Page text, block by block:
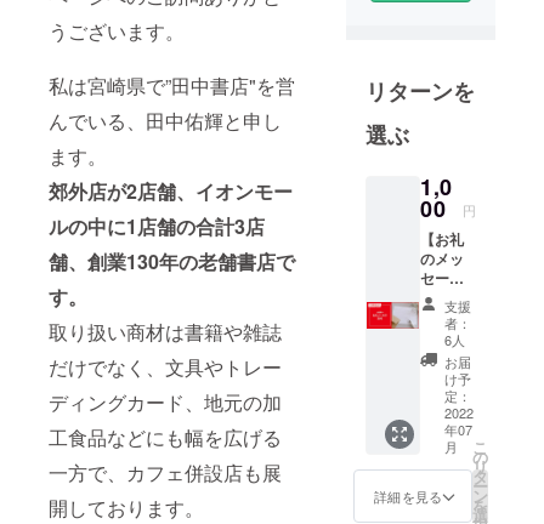
うございます。
私は宮崎県で”田中書店"を営
んでいる、田中佑輝と申し
ます。
郊外店が2店舗、イオンモー
ルの中に1店舗の合計3店
舗、創業130年の老舗書店で
す。
取り扱い商材は書籍や雑誌
だけでなく、文具やトレー
ディングカード、地元の加
工食品などにも幅を広げる
一方で、カフェ併設店も展
開しております。
「放課後デ
イサービ
ス」の圧倒
を解決させ
るべく、本
の寄付活動
に励んでい
ます。長期
的に活動が
続くよ
う、"まちの
本屋"の挑戦
に支援して
頂けたら嬉
しいです。
リターンを
選ぶ
1,0
00 円
【お礼
のメッ
セー
ジ】 た
だただ
応援し
てくだ
さる皆
様へ。
CAMPF
IREの
メッ
セージ
でお礼
のメッ
支援
者：
6人
お届
け予
定：
2022
年07
月
詳細を見る
こ
の
リ
タ
ー
ン
を
選